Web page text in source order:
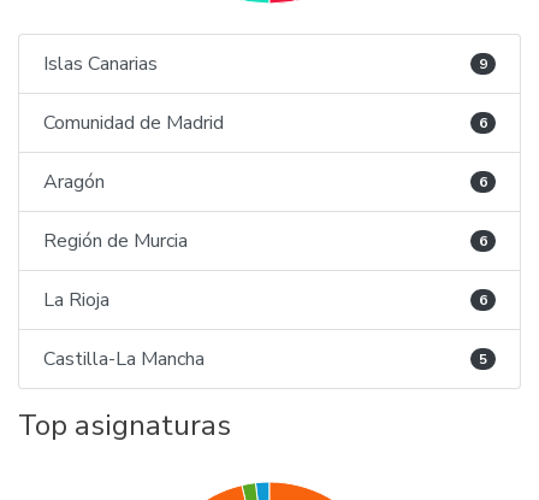
Islas Canarias 9
Comunidad de Madrid 6
Aragón 6
Región de Murcia 6
La Rioja 6
Castilla-La Mancha 5
Top asignaturas